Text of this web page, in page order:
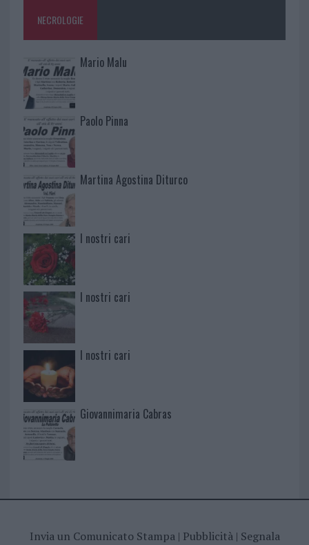
NECROLOGIE
Mario Malu
Paolo Pinna
Martina Agostina Diturco
I nostri cari
I nostri cari
I nostri cari
Giovannimaria Cabras
Invia un Comunicato Stampa| Pubblicità| Segnala